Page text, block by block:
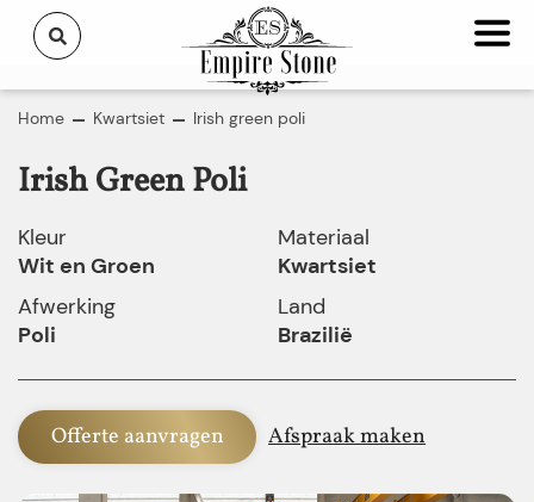
Home Kwartsiet Irish green poli
Irish Green Poli
Kleur
Wit en Groen
Afwerking
Poli
Materiaal
Kwartsiet
Land
Brazilië
Offerte aanvragen Afspraak maken